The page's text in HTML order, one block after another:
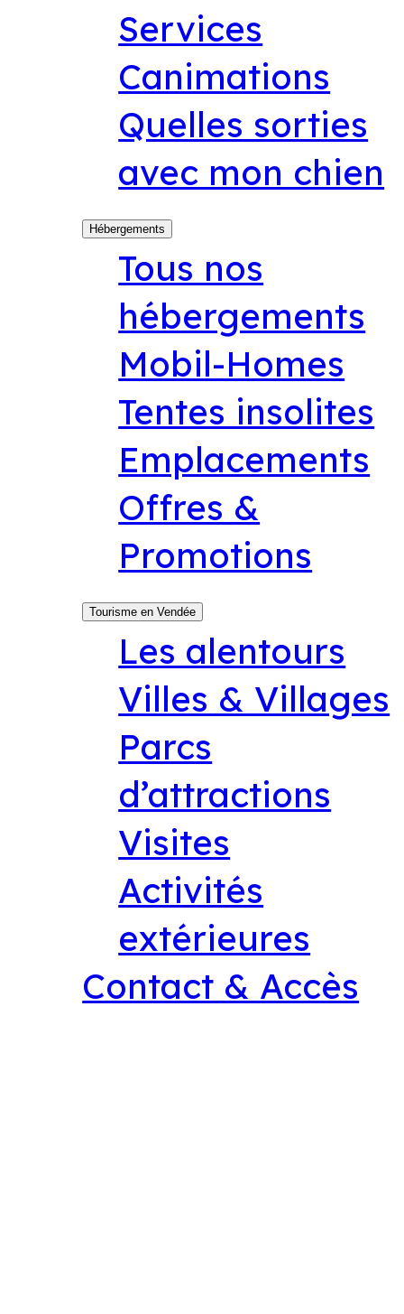
Services
Canimations
Quelles sorties
avec mon chien
Hébergements
Tous nos
hébergements
Mobil-Homes
Tentes insolites
Emplacements
Offres &
Promotions
Tourisme en Vendée
Les alentours
Villes & Villages
Parcs
d’attractions
Visites
Activités
extérieures
Contact & Accès